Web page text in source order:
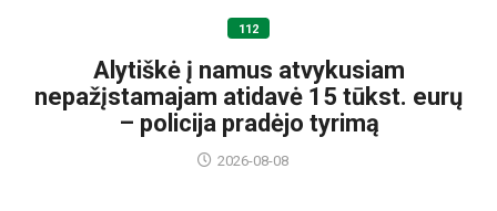
112
Alytiškė į namus atvykusiam
nepažįstamajam atidavė 15 tūkst. eurų
– policija pradėjo tyrimą
2026-08-08